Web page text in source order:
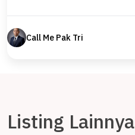
Call Me Pak Tri
Listing Lainnya